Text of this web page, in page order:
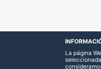
La página